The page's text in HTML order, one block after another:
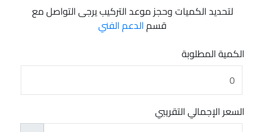
لتحديد الكميات وحجز موعد التركيب يرجى التواصل مع
قسمالدعم الفني
الكمية المطلوبة
السعر الإجمالي التقريبي